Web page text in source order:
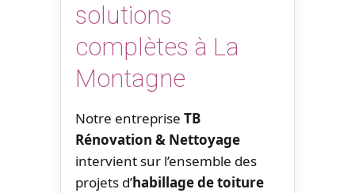
solutions
complètes à La
Montagne
Notre entreprise TB
Rénovation & Nettoyage
intervient sur l’ensemble des
projets d’habillage de toiture